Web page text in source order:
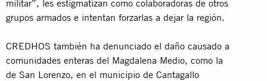
militar”, les estigmatizan como colaboradoras de otros
grupos armados e intentan forzarlas a dejar la región.
CREDHOS también ha denunciado el daño causado a
comunidades enteras del Magdalena Medio, como la
de San Lorenzo, en el municipio de Cantagallo